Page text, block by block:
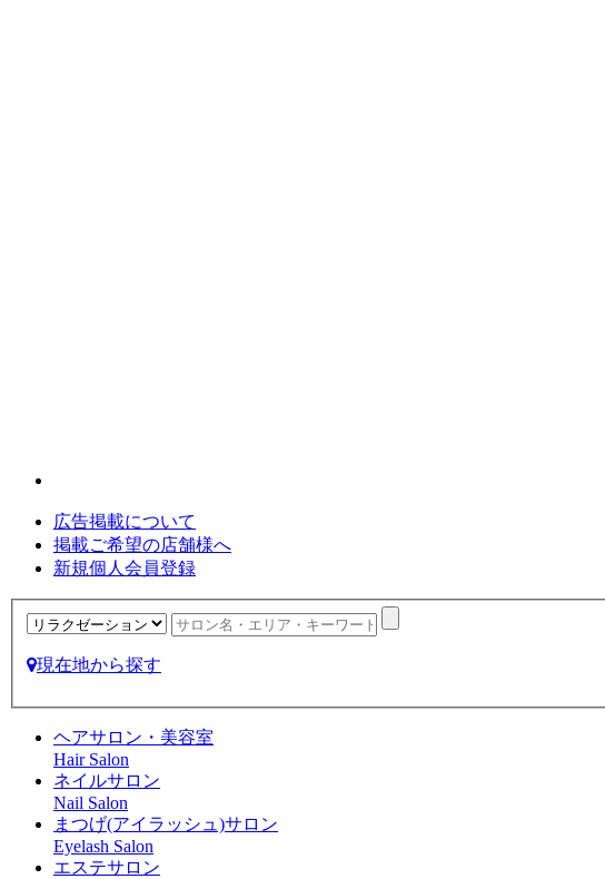
広告掲載について
掲載ご希望の店舗様へ
新規個人会員登録
現在地から探す
ヘアサロン・美容室
Hair Salon
ネイルサロン
Nail Salon
まつげ(アイラッシュ)サロン
Eyelash Salon
エステサロン